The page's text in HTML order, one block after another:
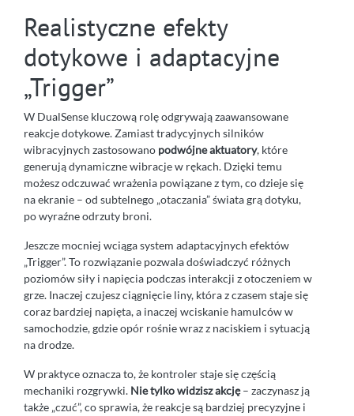
Realistyczne efekty
dotykowe i adaptacyjne
„Trigger”
W DualSense kluczową rolę odgrywają zaawansowane
reakcje dotykowe. Zamiast tradycyjnych silników
wibracyjnych zastosowano podwójne aktuatory, które
generują dynamiczne wibracje w rękach. Dzięki temu
możesz odczuwać wrażenia powiązane z tym, co dzieje się
na ekranie – od subtelnego „otaczania” świata grą dotyku,
po wyraźne odrzuty broni.
Jeszcze mocniej wciąga system adaptacyjnych efektów
„Trigger”. To rozwiązanie pozwala doświadczyć różnych
poziomów siły i napięcia podczas interakcji z otoczeniem w
grze. Inaczej czujesz ciągnięcie liny, która z czasem staje się
coraz bardziej napięta, a inaczej wciskanie hamulców w
samochodzie, gdzie opór rośnie wraz z naciskiem i sytuacją
na drodze.
W praktyce oznacza to, że kontroler staje się częścią
mechaniki rozgrywki. Nie tylko widzisz akcję– zaczynasz ją
także „czuć”, co sprawia, że reakcje są bardziej precyzyjne i